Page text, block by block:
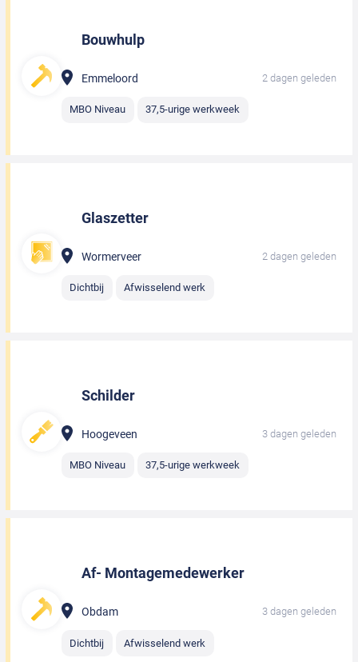
Bouwhulp
Emmeloord 2 dagen geleden
MBO Niveau 37,5-urige werkweek
Glaszetter
Wormerveer 2 dagen geleden
Dichtbij Afwisselend werk
Schilder
Hoogeveen 3 dagen geleden
MBO Niveau 37,5-urige werkweek
Af- Montagemedewerker
Obdam 3 dagen geleden
Dichtbij Afwisselend werk